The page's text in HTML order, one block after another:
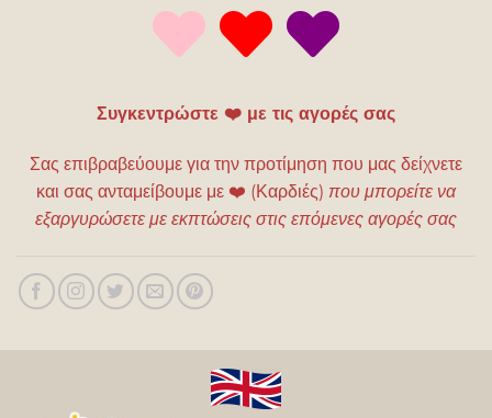
Συγκεντρώστε ❤️ με τις αγορές σας
Σας επιβραβεύουμε για την προτίμηση που μας δείχνετε
και σας ανταμείβουμε με ❤️ (Καρδιές) που μπορείτε να
εξαργυρώσετε με εκπτώσεις στις επόμενες αγορές σας